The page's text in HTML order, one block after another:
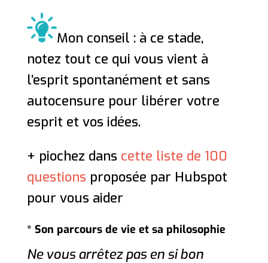
Mon conseil : à ce stade,
notez tout ce qui vous vient à
l’esprit spontanément et sans
autocensure pour libérer votre
esprit et vos idées.
+ piochez dans cette liste de 100
questions proposée par Hubspot
pour vous aider
* Son parcours de vie et sa philosophie
Ne vous arrêtez pas en si bon